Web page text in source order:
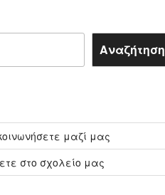
Αναζήτηση
μαζί μας
στο σχολείο μας